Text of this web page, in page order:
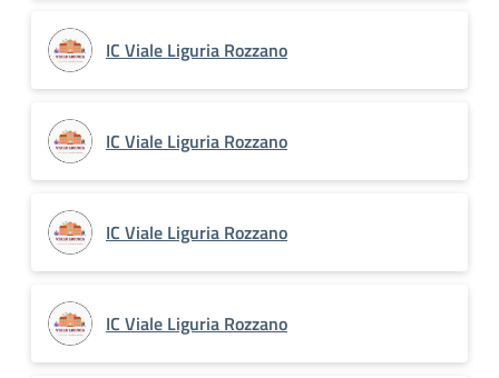
IC Viale Liguria Rozzano
IC Viale Liguria Rozzano
IC Viale Liguria Rozzano
IC Viale Liguria Rozzano